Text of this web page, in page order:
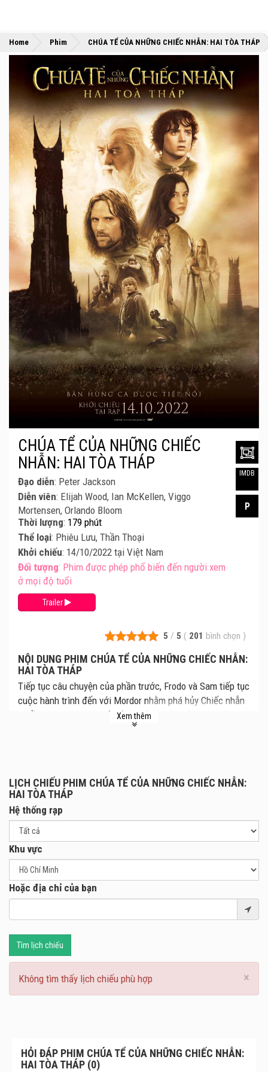
Home Phim CHÚA TỂ CỦA NHỮNG CHIẾC NHẪN: HAI TÒA THÁP
5 / 5 ( 201 bình chọn )
NỘI DUNG PHIM CHÚA TỂ CỦA NHỮNG CHIẾC NHẪN:
HAI TÒA THÁP
Tiếp tục câu chuyện của phần trước, Frodo và Sam tiếp tục
cuộc hành trình đến với Mordor nhằm phá hủy Chiếc nhẫn
quyền lực. Gollum, người từng giữ chiếc nhẫn trước đây
cùng nhập hội với họ. Aragorn, Legolas và Gimli đến với
Treebeard the Ent, và góp sức lập kế hoạch tấn công
Isengard, pháo đài của Saruman.
Xem thêm
CHÚA TỂ CỦA NHỮNG CHIẾC
NHẪN: HAI TÒA THÁP
Đạo diễn: Peter Jackson
Diễn viên: Elijah Wood, Ian McKellen, Viggo
Mortensen, Orlando Bloom
Thời lượng: 179 phút
Thể loại: Phiêu Lưu, Thần Thoại
Khởi chiếu: 14/10/2022 tại Việt Nam
Đối tượng: Phim được phép phổ biến đến người xem
ở mọi độ tuổi
Trailer
IMDB
P
LỊCH CHIẾU PHIM CHÚA TỂ CỦA NHỮNG CHIẾC NHẪN:
HAI TÒA THÁP
Hệ thống rạp
Khu vực
Hoặc địa chỉ của bạn
Tìm lịch chiếu
×
Không tìm thấy lịch chiếu phù hợp
HỎI ĐÁP PHIM CHÚA TỂ CỦA NHỮNG CHIẾC NHẪN:
HAI TÒA THÁP (0)